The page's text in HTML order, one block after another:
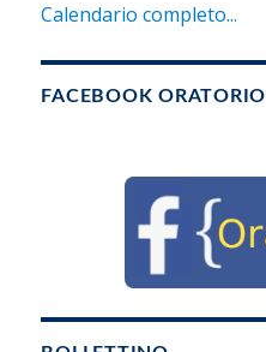
Calendario completo...
FACEBOOK ORATORIO